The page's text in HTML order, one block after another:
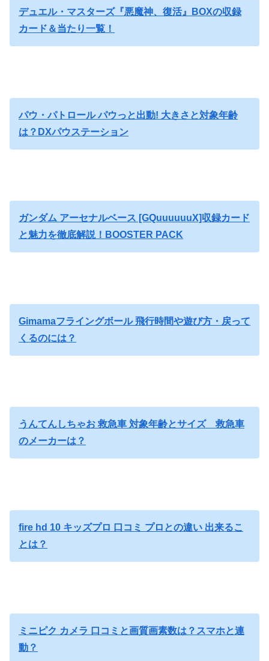
デュエル・マスターズ『悪魔神、復活』BOXの収録
カード＆当たり一覧！
パウ・パトロール パウっと出動! 大きさと対象年齢
は？DXパウステーション
ガンダム アーセナルベース [GQuuuuuuX]収録カード
と魅力を徹底解説！BOOSTER PACK
Gimamaフライングボール 飛行時間や遊び方・戻って
くるのには？
うんてんしちゃお 救急車 対象年齢とサイズ 救急車
のメーカーは？
fire hd 10 キッズプロ 口コミ プロとの違い 出来るこ
とは？
ミニピク カメラ 口コミと画質画素数は？スマホと連
動？